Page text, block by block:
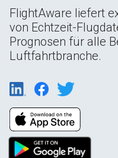
FlightAware liefert
von Echtzeit-
Prognosen für alle
Luftfahrtbranche.